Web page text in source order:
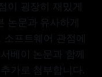
굉장히 재밌게
논문과 유사하게
프트웨어 관점에
베이 논문과 함께
가로 첨부합니다.